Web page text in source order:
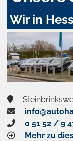
Wir in
0 51 52 / 9
Mehr zu